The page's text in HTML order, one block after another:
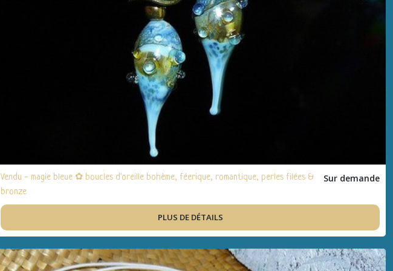
Vendu - magie bleue ✿ boucles d'oreille bohème, féerique, romantique, perles filées &
bronze
Sur demande
PLUS DE DÉTAILS